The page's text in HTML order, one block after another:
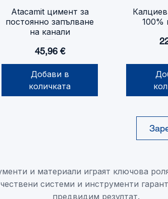
Бърз преглед
Atacamit цимент за
постоянно запълване
на канали
Цена
45,96 €
Добави в
количката
100%
и материали играят ключова
системи и инструменти
предвидим резултат.